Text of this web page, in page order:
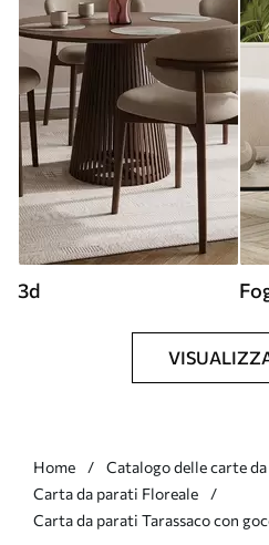
3d
Home
Catalogo delle carte
Carta da parati Floreale
Carta da parati Tarassaco con